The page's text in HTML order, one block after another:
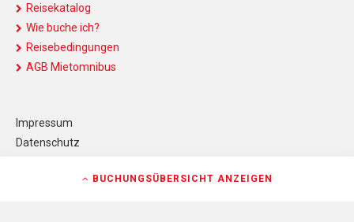
BUCHUNGSÜBERSICHT ANZEIGEN
Reisekatalog
Wie buche ich?
Reisebedingungen
AGB Mietomnibus
Impressum
Datenschutz